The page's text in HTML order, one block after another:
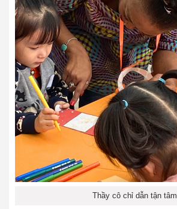
Thầy cô chỉ dẫn tận tâm